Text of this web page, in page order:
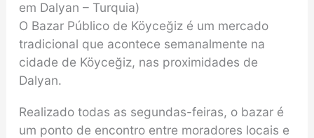
em Dalyan – Turquia)
O Bazar Público de Köyceğiz é um mercado
tradicional que acontece semanalmente na
cidade de Köyceğiz, nas proximidades de
Dalyan.
Realizado todas as segundas-feiras, o bazar é
um ponto de encontro entre moradores locais e